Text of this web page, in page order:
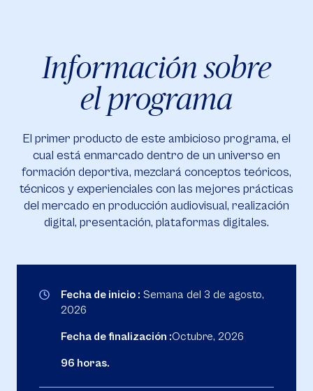
Información sobre
el programa
El primer producto de este ambicioso programa, el
cual está enmarcado dentro de un universo en
formación deportiva, mezclará conceptos teóricos,
técnicos y experienciales con las mejores prácticas
del mercado en producción audiovisual, realización
digital, presentación, plataformas digitales.
Fecha de inicio : Semana del 3 de agosto,
2026
Fecha de finalización :Octubre, 2026
96 horas.